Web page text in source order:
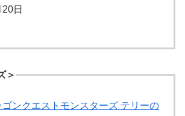
日
＞
ゴンクエストモンスターズ テリーの